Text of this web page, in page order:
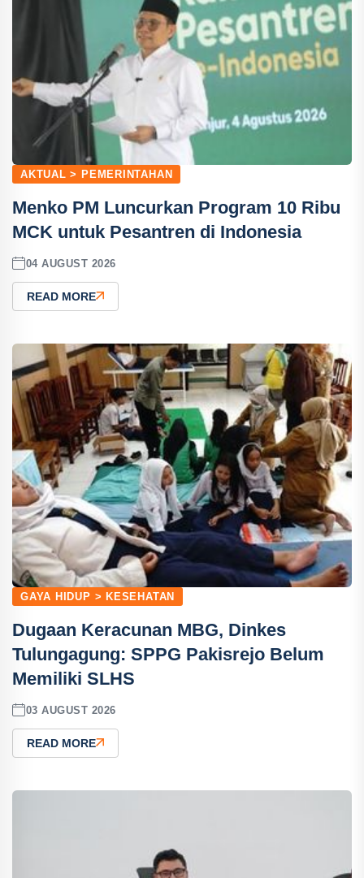
AKTUAL > PEMERINTAHAN
Menko PM Luncurkan Program 10 Ribu
MCK untuk Pesantren di Indonesia
04 AUGUST 2026
READ MORE
GAYA HIDUP > KESEHATAN
Dugaan Keracunan MBG, Dinkes
Tulungagung: SPPG Pakisrejo Belum
Memiliki SLHS
03 AUGUST 2026
READ MORE